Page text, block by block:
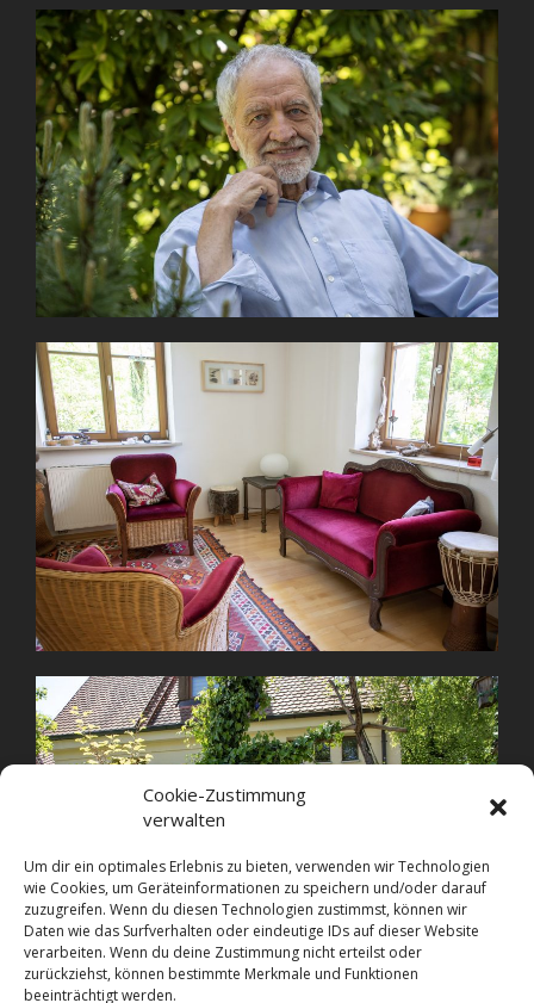
Cookie-Zustimmung
verwalten
Um dir ein optimales Erlebnis zu bieten, verwenden wir Technologien
wie Cookies, um Geräteinformationen zu speichern und/oder darauf
zuzugreifen. Wenn du diesen Technologien zustimmst, können wir
Daten wie das Surfverhalten oder eindeutige IDs auf dieser Website
verarbeiten. Wenn du deine Zustimmung nicht erteilst oder
zurückziehst, können bestimmte Merkmale und Funktionen
beeinträchtigt werden.